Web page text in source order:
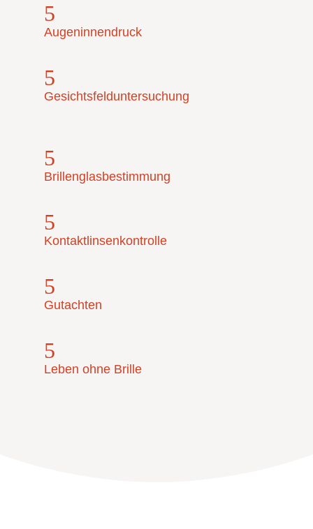
5
Augeninnendruck
5
Gesichtsfelduntersuchung
5
Brillenglasbestimmung
5
Kontaktlinsenkontrolle
5
Gutachten
5
Leben ohne Brille